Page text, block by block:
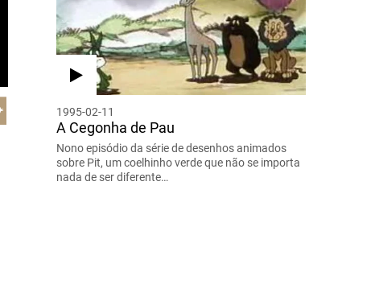
1995-02-11
A Cegonha de Pau
Nono episódio da série de desenhos animados
sobre Pit, um coelhinho verde que não se importa
nada de ser diferente…